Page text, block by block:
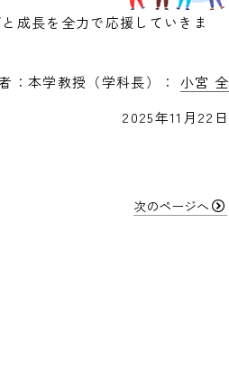
成長を全力で応援していきま
：本学教授（学科長）： 小宮 全
2025年11月22日
次のページへ